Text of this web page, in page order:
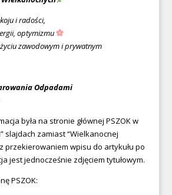
i radości,
optymizmu
zawodowym i prywatnym
Odpadami
była na stronie głównej PSZOK w
slajdach zamiast “Wielkanocnej
przekierowaniem wpisu do artykułu po
jest jednocześnie zdjęciem tytułowym.
PSZOK: